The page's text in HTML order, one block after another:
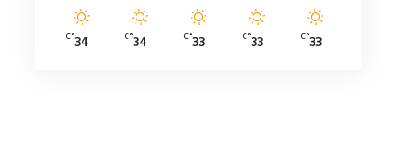
33
°C
33
°C
33
°C
34
°C
34
°C